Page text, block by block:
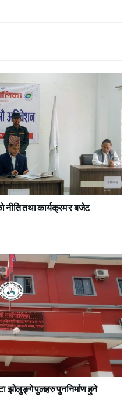
तथा कार्यक्रम र बजेट
झोलुङ्गे पुलहरु पुननिर्माण हुने